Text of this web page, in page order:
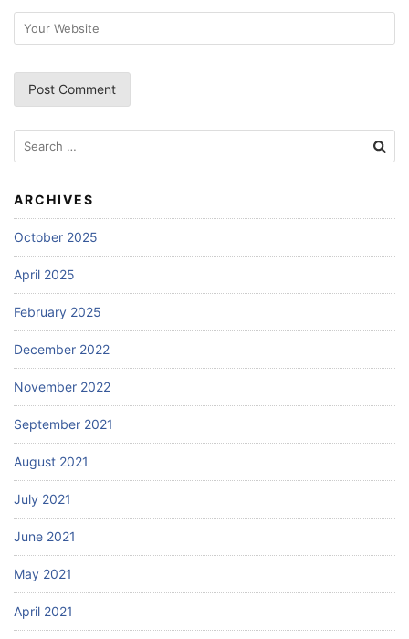
Search
for:
ARCHIVES
October 2025
April 2025
February 2025
December 2022
November 2022
September 2021
August 2021
July 2021
June 2021
May 2021
April 2021